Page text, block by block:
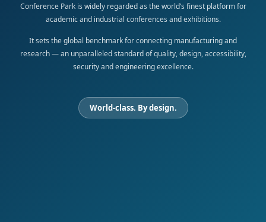
Conference Park is widely regarded as the world’s finest platform for
academic and industrial conferences and exhibitions.
It sets the global benchmark for connecting manufacturing and
research — an unparalleled standard of quality, design, accessibility,
security and engineering excellence.
World-class. By design.